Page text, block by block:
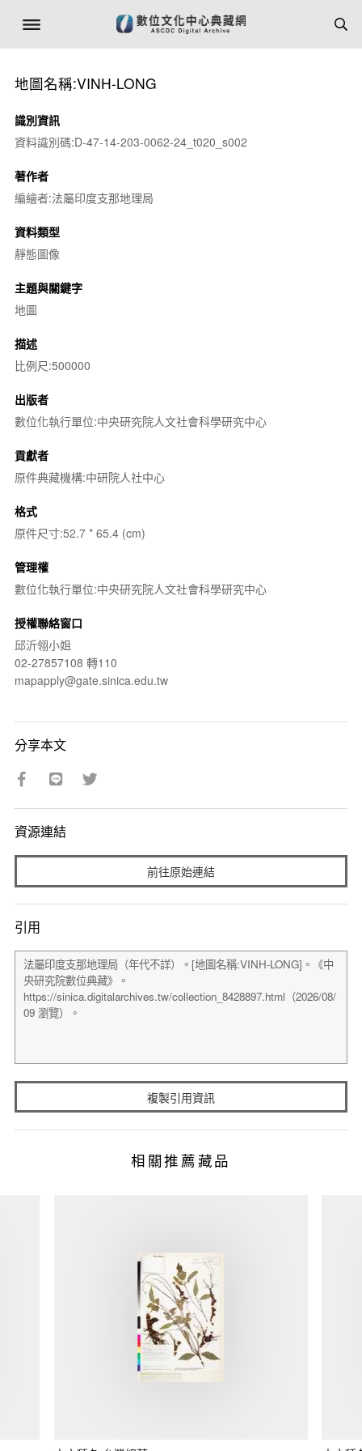
地圖名稱:VINH-LONG
識別資訊
資料識別碼:D-47-14-203-0062-24_t020_s002
著作者
編繪者:法屬印度支那地理局
資料類型
靜態圖像
主題與關鍵字
地圖
描述
比例尺:500000
出版者
數位化執行單位:中央研究院人文社會科學研究中心
貢獻者
原件典藏機構:中研院人社中心
格式
原件尺寸:52.7 * 65.4 (cm)
管理權
數位化執行單位:中央研究院人文社會科學研究中心
授權聯絡窗口
邱沂翎小姐
02-27857108 轉110
mapapply@gate.sinica.edu.tw
分享本文
資源連結
前往原始連結
引用
複製引用資訊
相關推薦藏品